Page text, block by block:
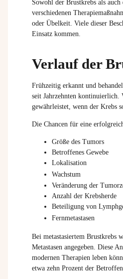
Sowohl der Brustkrebs als
verschiedenen
oder Übelkeit. Viele dieser
Einsatz kommen.
Verlauf der
Frühzeitig erkannt und
seit Jahrzehnten kontinuierlich.
gewährleistet, wenn der Krebs
Die Chancen für eine
Größe des Tumors
Betroffenes Gewebe
Lokalisation
Wachstum
Veränderung der
Anzahl der Krebsherde
Beteiligung von
Fernmetastasen
Bei metastasiertem Brustkrebs
Metastasen angegeben. Diese
modernen Therapien leben
etwa zehn Prozent der